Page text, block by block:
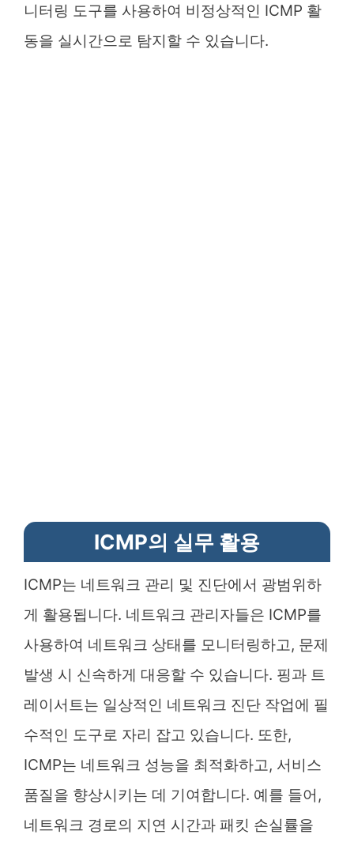
니터링 도구를 사용하여 비정상적인 ICMP 활
동을 실시간으로 탐지할 수 있습니다.
ICMP의 실무 활용
ICMP는 네트워크 관리 및 진단에서 광범위하
게 활용됩니다. 네트워크 관리자들은 ICMP를
사용하여 네트워크 상태를 모니터링하고, 문제
발생 시 신속하게 대응할 수 있습니다. 핑과 트
레이서트는 일상적인 네트워크 진단 작업에 필
수적인 도구로 자리 잡고 있습니다. 또한,
ICMP는 네트워크 성능을 최적화하고, 서비스
품질을 향상시키는 데 기여합니다. 예를 들어,
네트워크 경로의 지연 시간과 패킷 손실률을